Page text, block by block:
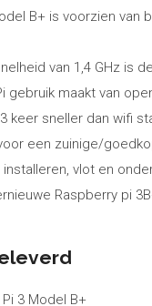
B+ is voorzien
van 1,4 GHz is
gebruik maakt van
keer sneller dan wifi
een zuinige/
vlot en
Raspberry pi
3 Model B+